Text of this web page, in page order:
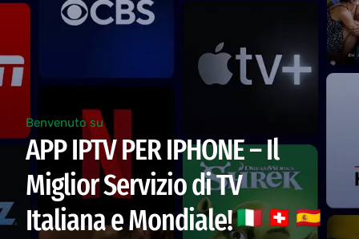
Benvenuto su
APP IPTV PER IPHONE – Il
Miglior Servizio di TV
Italiana e Mondiale!